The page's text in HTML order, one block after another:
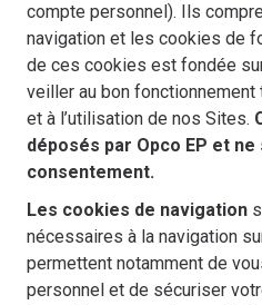
compte personnel). Ils
navigation et les cookies de
de ces cookies est fondée
veiller au bon fonctionnement
et à l’utilisation de nos Sites.
déposés par Opco EP et
consentement.
Les cookies de navigation
nécessaires à la navigation
permettent notamment de
personnel et de sécuriser